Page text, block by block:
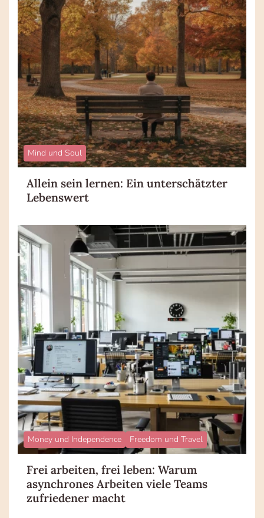
Mind und Soul
Allein sein lernen: Ein unterschätzter
Lebenswert
Money und Independence Freedom und Travel
Frei arbeiten, frei leben: Warum
asynchrones Arbeiten viele Teams
zufriedener macht